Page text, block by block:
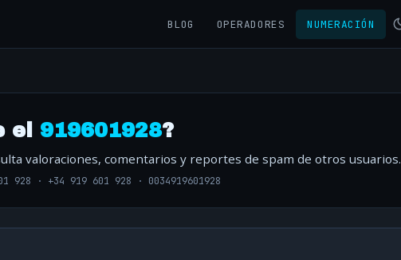
BLOG OPERADORES NUMERACIÓN
el 919601928?
valoraciones, comentarios y reportes de spam de otros usuarios.
928 · +34 919 601 928 · 0034919601928